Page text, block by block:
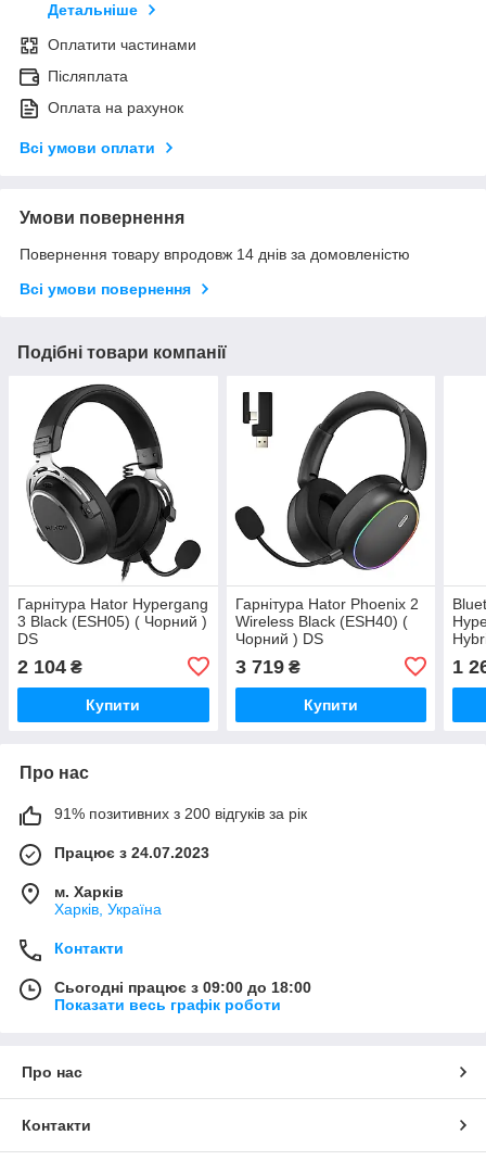
Детальніше
Оплатити частинами
Післяплата
Оплата на рахунок
Всі умови оплати
Умови повернення
Повернення товару впродовж 14 днів за домовленістю
Всі умови повернення
Подібні товари компанії
Гарнітура Hator Hypergang
3 Black (ESH05) ( Чорний )
DS
2 104 ₴
Купити
Гарнітура Hator Phoenix 2
Wireless Black (ESH40) (
Чорний ) DS
3 719₴
Купити
1
Про нас
91% позитивних з 200 відгуків за рік
Працює з 24.07.2023
м. Харків
Харків, Україна
Контакти
Сьогодні працює з 09:00 до 18:00
Показати весь графік роботи
Про нас
Контакти